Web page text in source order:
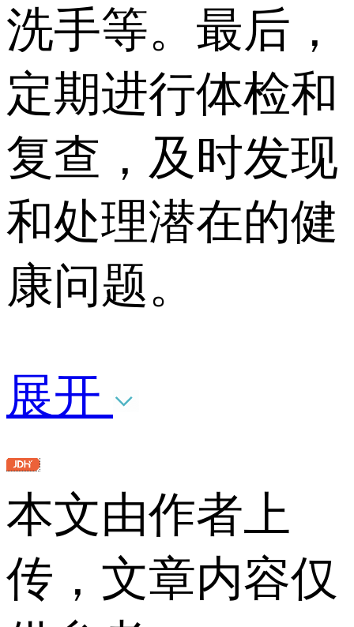
洗手等。最后，
定期进行体检和
复查，及时发现
和处理潜在的健
康问题。
展开
本文由作者上
传，文章内容仅